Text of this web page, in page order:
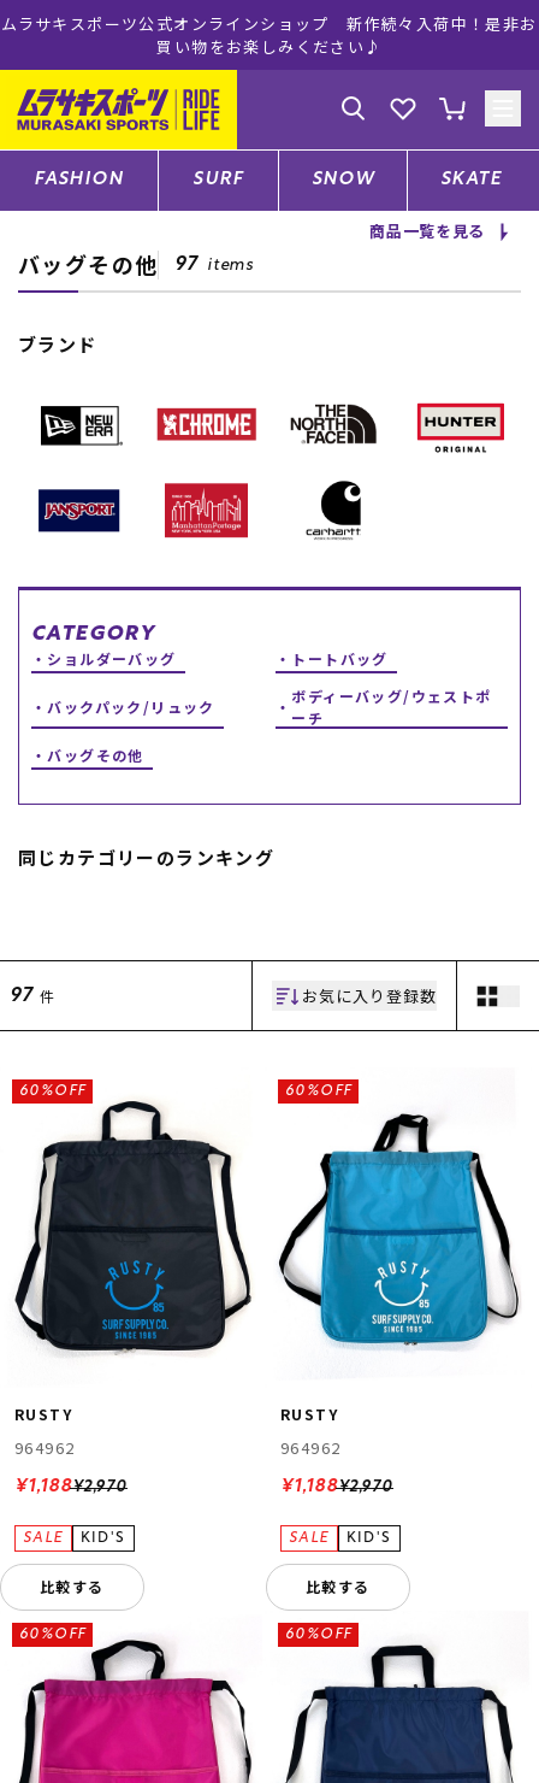
ムラサキスポーツ公式オンラインショップ 新作続々入荷中！是非お
買い物をお楽しみください♪
ゲスト様
ログイン 会員登録
店舗一覧
ファッションTOP
サーフTOP
スケートTOP
CONTENTS
RIDE LIFE MAGAZINE一
フ
ー
よくある質問
お問い合わせ
ニュース
ムラサキスポーツ 公式アプリ
ポイント・クーポンもこのアプリで！
FASHION SURF SNOW SKATE
商品一覧を見る
バッグその他 97 items
ブランド
CATEGORY
ショルダーバッグ
トートバッグ
バックパック/リュック
ボディーバッグ/ウェストポ
ーチ
バッグその他
同じカテゴリーのランキング
97 件 お気に入り登録数
RUSTY
964962
¥2,970
60%OFF
¥1,188
比較する
RUSTY
964962
¥2,970
60%OFF
¥1,188
比較する
60%OFF 60%OFF